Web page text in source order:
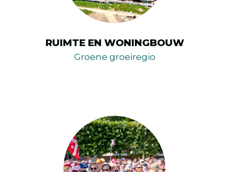
RUIMTE EN WONINGBOUW
Groene groeiregio